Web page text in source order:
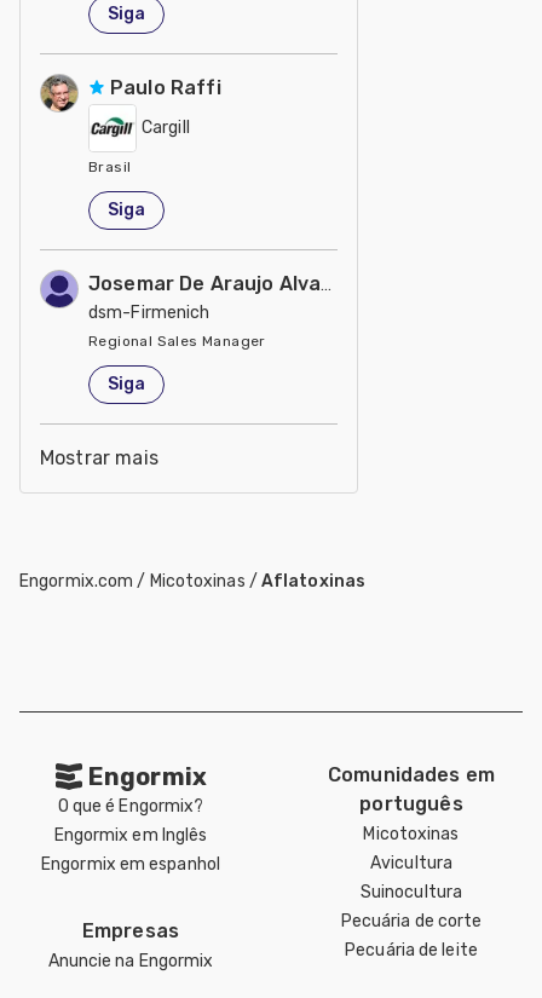
Siga
Paulo Raffi
Cargill
Brasil
Siga
Josemar De Araujo Alvares Pereira
dsm-Firmenich
Regional Sales Manager
Brasil
Siga
Mostrar mais
Engormix.com / Micotoxinas / Aflatoxinas
Engormix
O que é Engormix?
Engormix em Inglês
Engormix em espanhol
Empresas
Anuncie na Engormix
Comunidades em
português
Micotoxinas
Avicultura
Suinocultura
Pecuária de corte
Pecuária de leite